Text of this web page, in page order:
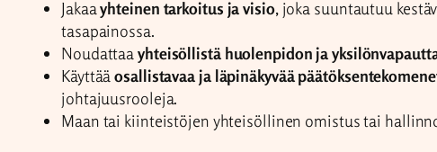
Jakaayhteinen tarkoitus ja visio, joka suuntautuu
tasapainossa.
Noudattaa yhteisöllistä huolenpidon ja
Käyttääosallistavaa ja läpinäkyvää
johtajuusrooleja.
Maan tai kiinteistöjen yhteisöllinen omistus tai